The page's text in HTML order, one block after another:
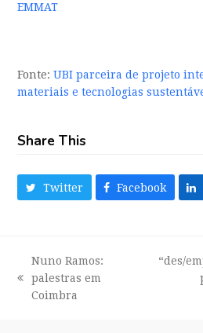
EMMAT
Fonte:UBI parceira de projeto
materiais e tecnologias
Share This
Twitter Facebook
previous
post:
Nuno Ramos:
palestras em
Coimbra
“des/